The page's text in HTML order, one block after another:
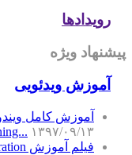
رویدادها
پیشنهاد ویژه
آموزش‌ ویدئویی
۱۳۹۷/۰۹/۱۳
فیلم آموزش SQL Server: Developer and DBA Collaboration